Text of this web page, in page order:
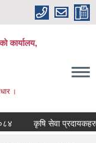
कार्यालय,
।
कृषि सेवा प्रदायकहरुको